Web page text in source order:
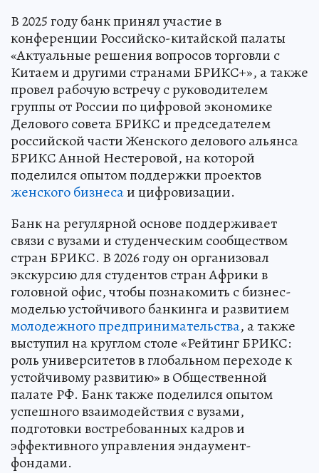
В 2025 году банк принял участие в
конференции Российско-китайской палаты
«Актуальные решения вопросов торговли с
Китаем и другими странами БРИКС+», а также
провел рабочую встречу с руководителем
группы от России по цифровой экономике
Делового совета БРИКС и председателем
российской части Женского делового альянса
БРИКС Анной Нестеровой, на которой
поделился опытом поддержки проектов
женского бизнесаи цифровизации.
Банк на регулярной основе поддерживает
связи с вузами и студенческим сообществом
стран БРИКС. В 2026 году он организовал
экскурсию для студентов стран Африки в
головной офис, чтобы познакомить с бизнес-
моделью устойчивого банкинга и развитием
молодежного предпринимательства, а также
выступил на круглом столе «Рейтинг БРИКС:
роль университетов в глобальном переходе к
устойчивому развитию» в Общественной
палате РФ. Банк также поделился опытом
успешного взаимодействия с вузами,
подготовки востребованных кадров и
эффективного управления эндаумент-
фондами.